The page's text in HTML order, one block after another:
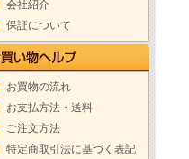
会社紹介
保証について
お買物の流れ
お支払方法・送料
ご注文方法
特定商取引法に基づく表記